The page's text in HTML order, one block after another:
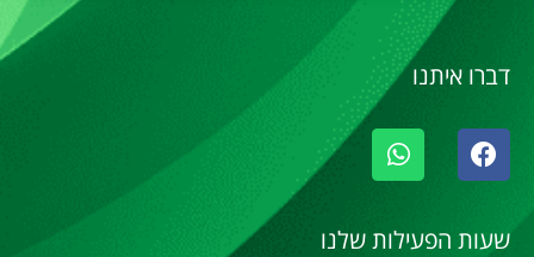
דברו איתנו
שעות הפעילות שלנו